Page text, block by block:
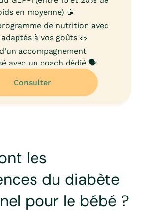
en moyenne) 📝
de nutrition avec
à vos goûts 🥗
accompagnement
avec un coach dédié 🗣️
Consulter
les
du diabète
pour le bébé ?